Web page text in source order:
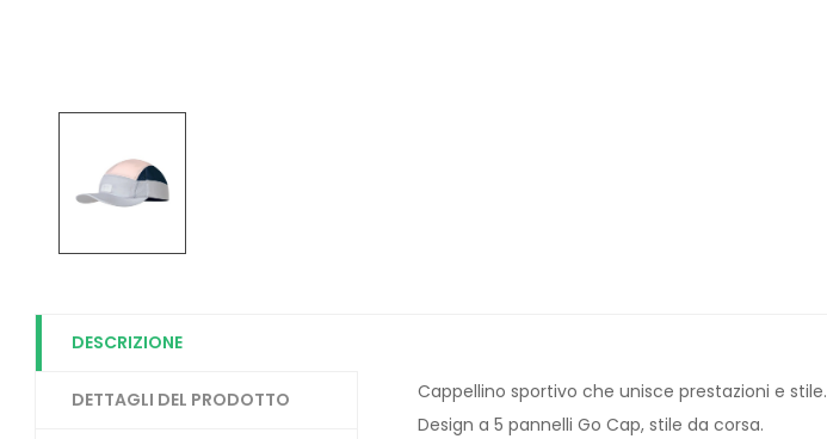
DESCRIZIONE
DETTAGLI DEL PRODOTTO
Cappellino sportivo che unisce prestazioni e stile.
Design a 5 pannelli Go Cap, stile da corsa.